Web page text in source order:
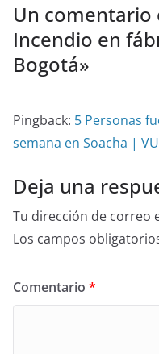
Un comentario
Incendio en
Bogotá»
Pingback: 5 Personas
semana en Soacha | VU
Deja una
Tu dirección de correo
Los campos
Comentario *